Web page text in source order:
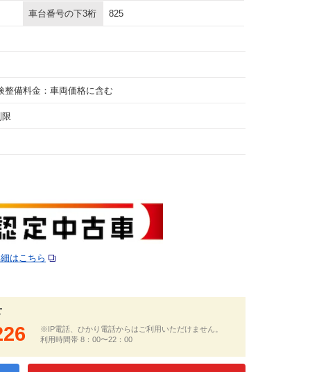
車台番号の下3桁 825
整備料金：車両価格に含む
はこちら
※IP電話、ひかり電話からはご利用いただけません。
利用時間帯 8：00〜22：00